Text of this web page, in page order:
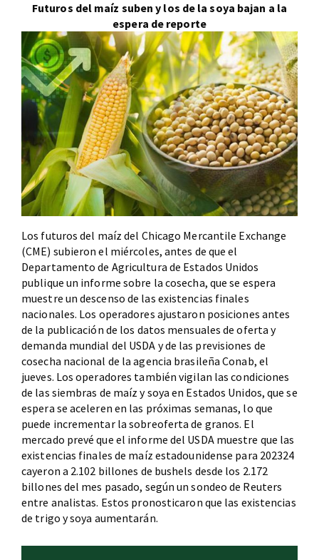
Futuros del maíz suben y los de la soya bajan a la
espera de reporte
Los futuros del maíz del Chicago Mercantile Exchange
(CME) subieron el miércoles, antes de que el
Departamento de Agricultura de Estados Unidos
publique un informe sobre la cosecha, que se espera
muestre un descenso de las existencias finales
nacionales. Los operadores ajustaron posiciones antes
de la publicación de los datos mensuales de oferta y
demanda mundial del USDA y de las previsiones de
cosecha nacional de la agencia brasileña Conab, el
jueves. Los operadores también vigilan las condiciones
de las siembras de maíz y soya en Estados Unidos, que se
espera se aceleren en las próximas semanas, lo que
puede incrementar la sobreoferta de granos. El
mercado prevé que el informe del USDA muestre que las
existencias finales de maíz estadounidense para 202324
cayeron a 2.102 billones de bushels desde los 2.172
billones del mes pasado, según un sondeo de Reuters
entre analistas. Estos pronosticaron que las existencias
de trigo y soya aumentarán.